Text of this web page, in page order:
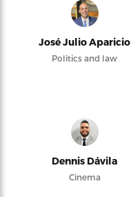
José Julio Aparicio
Politics and law
Dennis Dávila
Cinema